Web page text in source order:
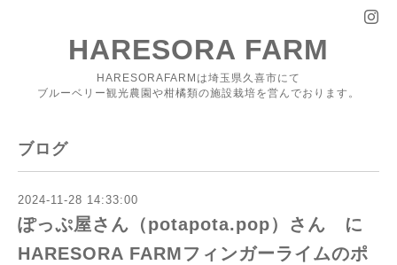
HARESORA FARM
HARESORAFARMは埼玉県久喜市にて
ブルーベリー観光農園や柑橘類の施設栽培を営んでおります。
ブログ
2024-11-28 14:33:00
ぽっぷ屋さん（potapota.pop）さん に
HARESORA FARMフィンガーライムのポ